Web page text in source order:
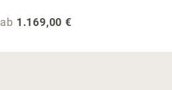
Regulärer Preis:
ab 1.169,00 €